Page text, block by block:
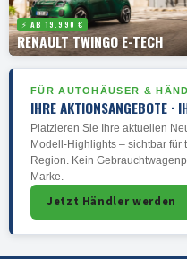
⚡ AB 19.990 €
RENAULT TWINGO E-TECH
FÜR AUTOHÄUSER &
IHRE AKTIONSANGEBOTE ·
Platzieren Sie Ihre aktuellen
Modell-Highlights – sichtbar
Region. Kein
Marke.
Jetzt Händler werden